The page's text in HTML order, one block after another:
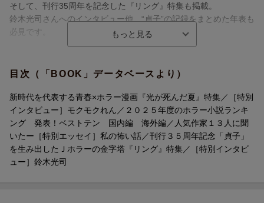
更新日：2026年05月28日
そして、刊行35周年を記念した『リング』特集も掲載。
鈴木光司さんへのインタビュー他、“貞子”の記録をまとめた年表も
必見です。
話」など、豪華企画も盛りだくさんの充実した一冊です。
目次（「BOOK」データベースより）
新時代を代表する青春×ホラー漫画『光が死んだ夏』特集／［特別
インタビュー］モクモクれん／２０２５年度のホラー小説ランキ
ング 発表！ベストテン 国内編 海外編／人気作家１３人に聞
いたー［特別エッセイ］私の怖い話／刊行３５周年記念「貞子」
を生み出したＪホラーの金字塔『リング』特集／［特別インタビ
ュー］鈴木光司